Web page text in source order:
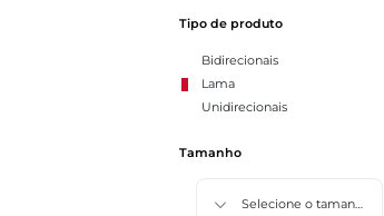
Tipo de produto
Bidirecionais
Lama
Unidirecionais
Tamanho
Selecione o tamanho